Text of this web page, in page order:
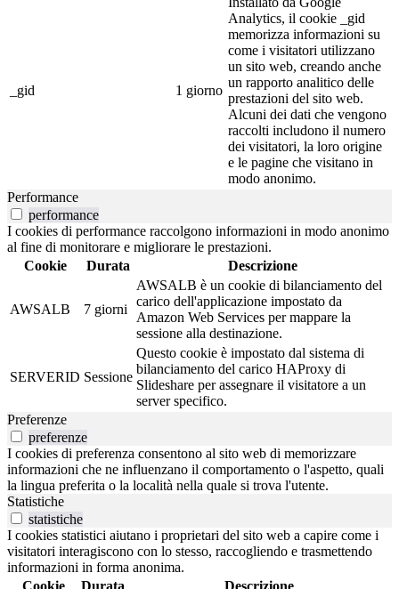
_gid 1 giorno
Analytics, il cookie _gid
memorizza informazioni su
come i visitatori utilizzano
un sito web, creando anche
un rapporto analitico delle
prestazioni del sito web.
Alcuni dei dati che vengono
raccolti includono il numero
dei visitatori, la loro origine
e le pagine che visitano in
modo anonimo.
Performance
performance
I cookies di performance raccolgono informazioni in modo anonimo
al fine di monitorare e migliorare le prestazioni.
Cookie
Durata Descrizione
AWSALB 7 giorni
AWSALB è un cookie di bilanciamento del
carico dell'applicazione impostato da
Amazon Web Services per mappare la
sessione alla destinazione.
SERVERID Sessione
Questo cookie è impostato dal sistema di
bilanciamento del carico HAProxy di
Slideshare per assegnare il visitatore a un
server specifico.
Preferenze
preferenze
I cookies di preferenza consentono al sito web di memorizzare
informazioni che ne influenzano il comportamento o l'aspetto, quali
la lingua preferita o la località nella quale si trova l'utente.
Statistiche
statistiche
I cookies statistici aiutano i proprietari del sito web a capire come i
visitatori interagiscono con lo stesso, raccogliendo e trasmettendo
informazioni in forma anonima.
Cookie
Durata Descrizione